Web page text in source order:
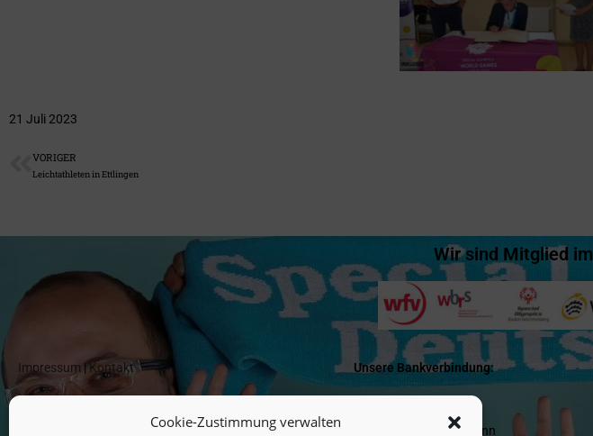
Cookie-Zustimmung verwalten
21 Juli 2023
VORIGER
Leichtathleten in Ettlingen
Wir sind Mitglied im
Impressum |Kontakt Unsere Bankverbindung:
Kreissparkasse Heilbronn